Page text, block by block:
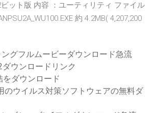
ビット版 内容 ：ユーティリティ ファイル
約 4.2MB( 4,207,200
ングフルムービーダウンロード急流
ダウンロードリンク
ダウンロード
のウイルス対策ソフトウェアの無料ダ